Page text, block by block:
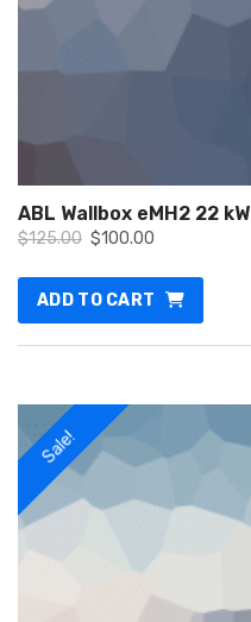
ABL Wallbox eMH2 22 kW
$125.00 Original
was:
$100.00
is:
ADD TO CART
Sale!